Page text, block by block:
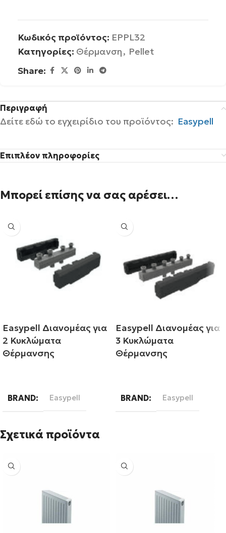
Κωδικός προϊόντος: EPPL32
Κατηγορίες: Θέρμανση, Pellet
Share:
Περιγραφή
Δείτε εδώ το εγχειρίδιο του προϊόντος: Easypell
Επιπλέον πληροφορίες
Μπορεί επίσης να σας αρέσει…
Easypell Διανομέας για
2 Κυκλώματα
Θέρμανσης
BRAND Easypell
Easypell Διανομέας για
3 Κυκλώματα
Θέρμανσης
BRAND Easypell
Σχετικά προϊόντα